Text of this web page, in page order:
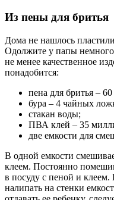
Из пены для бритья
Дома не нашлось
Одолжите у папы
не менее качественное
понадобится:
пена для бритья –
бура – 4 чайных
стакан воды;
ПВА клей – 35
две емкости для
В одной емкости
клеем. Постоянно
в посуду с пеной и клеем.
налипать на стенки